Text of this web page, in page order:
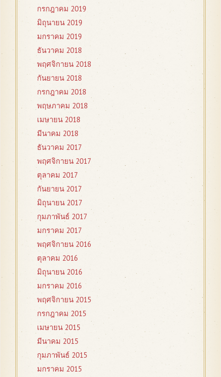
กรกฎาคม 2019
มิถุนายน 2019
มกราคม 2019
ธันวาคม 2018
พฤศจิกายน 2018
กันยายน 2018
กรกฎาคม 2018
พฤษภาคม 2018
เมษายน 2018
มีนาคม 2018
ธันวาคม 2017
พฤศจิกายน 2017
ตุลาคม 2017
กันยายน 2017
มิถุนายน 2017
กุมภาพันธ์ 2017
มกราคม 2017
พฤศจิกายน 2016
ตุลาคม 2016
มิถุนายน 2016
มกราคม 2016
พฤศจิกายน 2015
กรกฎาคม 2015
เมษายน 2015
มีนาคม 2015
กุมภาพันธ์ 2015
มกราคม 2015